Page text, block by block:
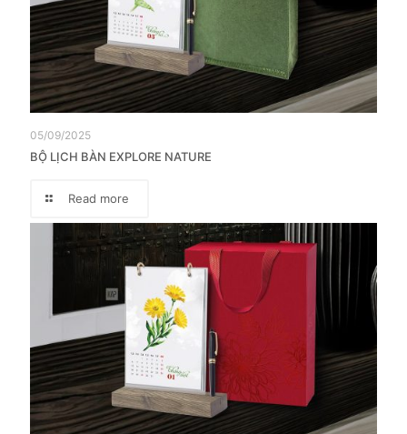
05/09/2025
BỘ LỊCH BÀN EXPLORE NATURE
Read more